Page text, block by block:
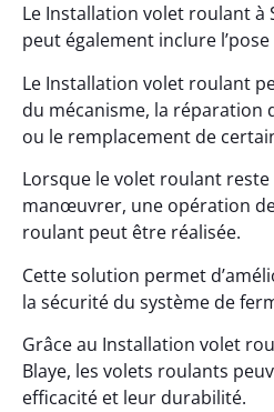
Le Installation volet roulant à
peut également inclure
Le Installation volet roulant
du mécanisme, la réparation
ou le remplacement de
Lorsque le volet roulant
manœuvrer, une opération
roulant peut être réalisée.
Cette solution permet
la sécurité du système de
Grâce au Installation volet
Blaye, les volets roulants
efficacité et leur durabilité.